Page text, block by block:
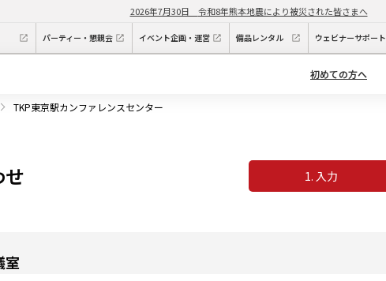
2026年7月30日 令和8年熊本地震により被災された皆さまへ
パーティー・懇親会 イベント企画・運営 備品レンタル ウェビナーサポート
初めての方へ
TKP東京駅カンファレンスセンター
1. 入力
室